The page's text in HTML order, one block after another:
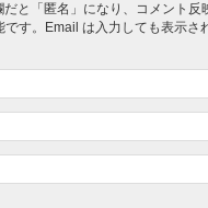
と「匿名」になり、コメント
です。Email は入力しても表示